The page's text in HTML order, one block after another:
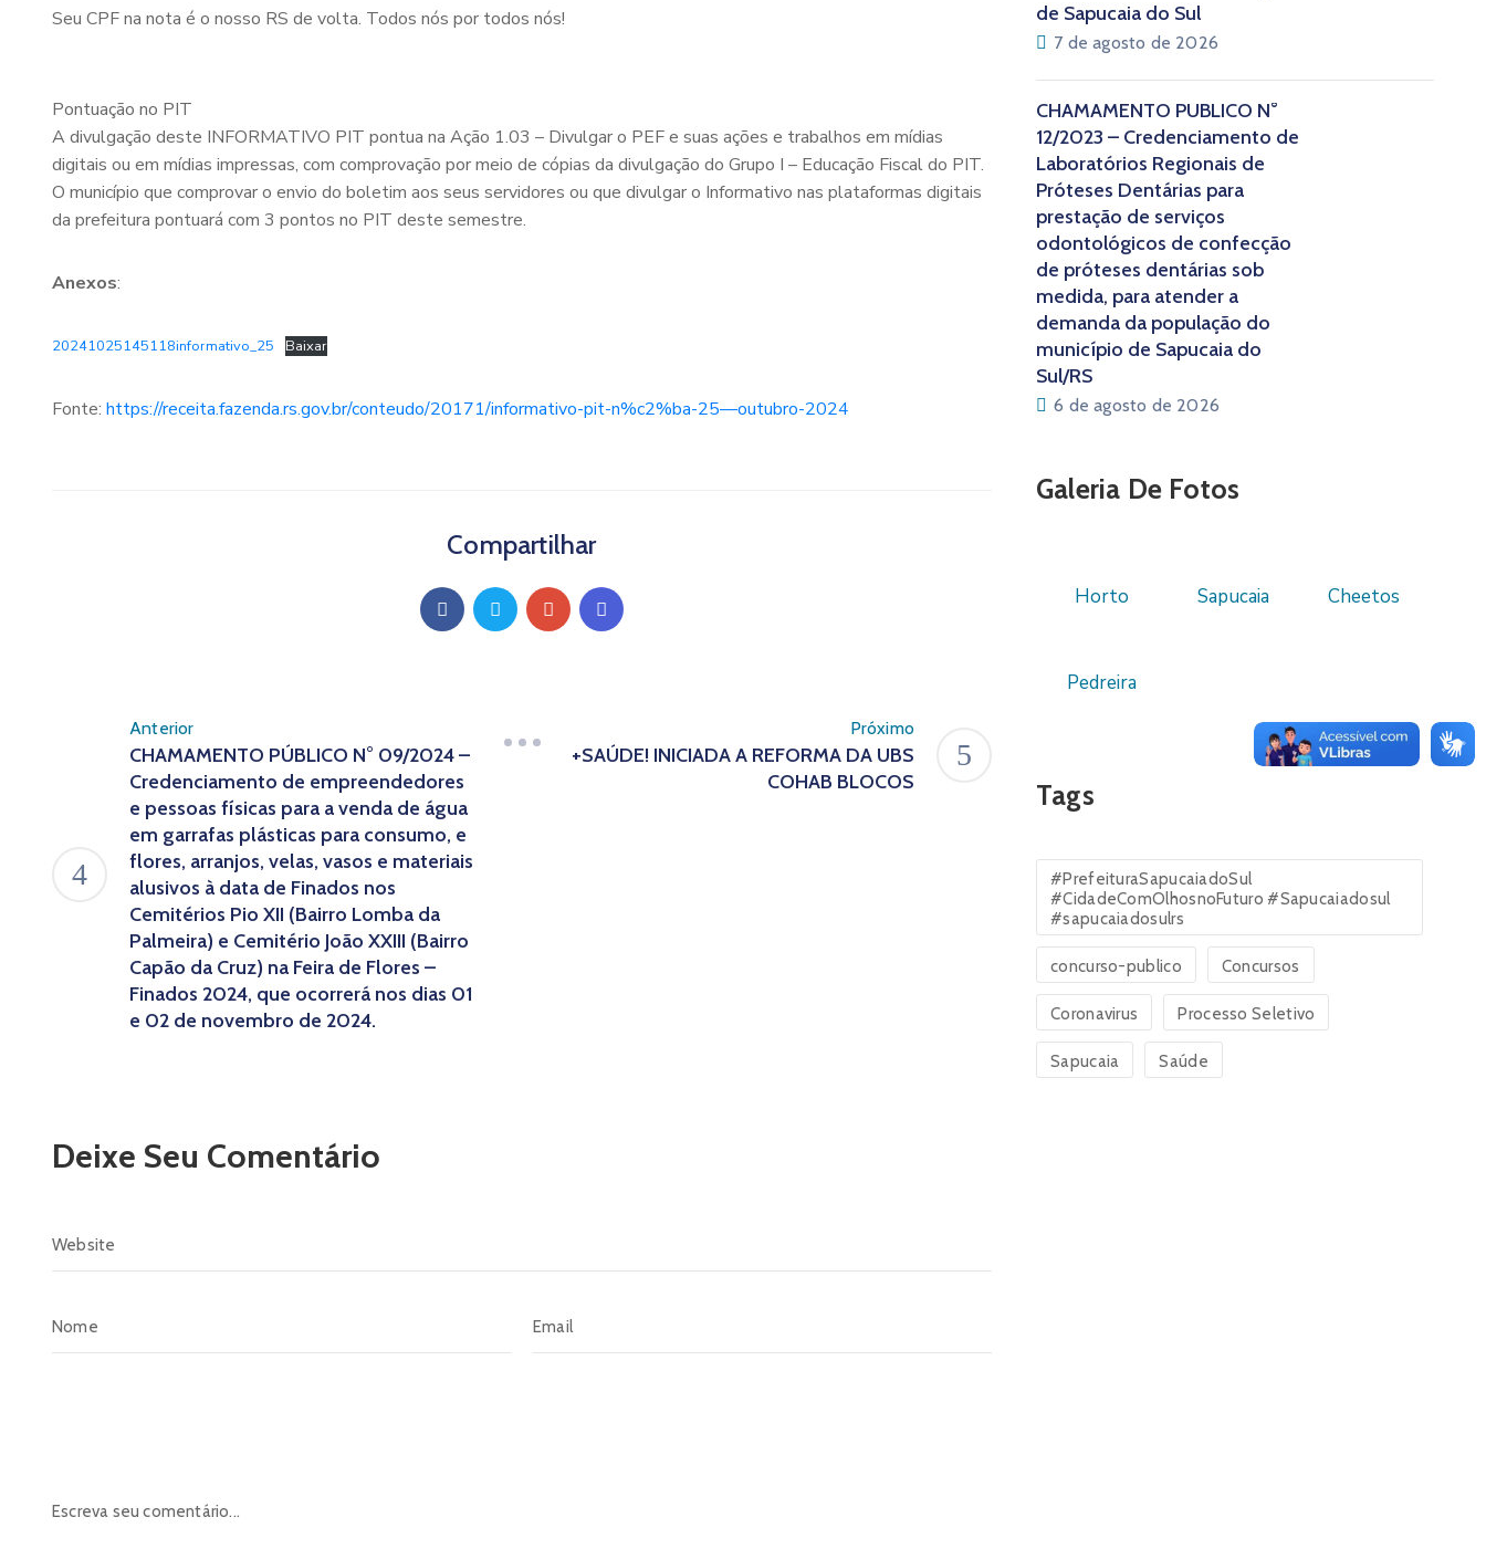
Seu CPF na nota é o nosso RS de volta. Todos nós por todos nós!
Pontuação no PIT
A divulgação deste INFORMATIVO PIT pontua na Ação 1.03 – Divulgar o PEF e suas ações e trabalhos em mídias
digitais ou em mídias impressas, com comprovação por meio de cópias da divulgação do Grupo I – Educação Fiscal do PIT.
O município que comprovar o envio do boletim aos seus servidores ou que divulgar o Informativo nas plataformas digitais
da prefeitura pontuará com 3 pontos no PIT deste semestre.
Anexos:
20241025145118informativo_25 Baixar
Fonte: https://receita.fazenda.rs.gov.br/conteudo/20171/informativo-pit-n%c2%ba-25—outubro-2024
Compartilhar
Anterior
CHAMAMENTO PÚBLICO N° 09/2024 –
Credenciamento de empreendedores
e pessoas físicas para a venda de água
em garrafas plásticas para consumo, e
flores, arranjos, velas, vasos e materiais
alusivos à data de Finados nos
Cemitérios Pio XII (Bairro Lomba da
Palmeira) e Cemitério João XXIII (Bairro
Capão da Cruz) na Feira de Flores –
Finados 2024, que ocorrerá nos dias 01
e 02 de novembro de 2024.
Próximo
+SAÚDE! INICIADA A REFORMA DA UBS
COHAB BLOCOS
Deixe Seu Comentário
de Sapucaia do Sul
7 de agosto de 2026
CHAMAMENTO PÚBLICO N°
12/2023 – Credenciamento de
Laboratórios Regionais de
Próteses Dentárias para
prestação de serviços
odontológicos de confecção
de próteses dentárias sob
medida, para atender a
demanda da população do
município de Sapucaia do
Sul/RS
6 de agosto de 2026
Galeria De Fotos
Horto Sapucaia Cheetos
Pedreira
Tags
#PrefeituraSapucaiadoSul
#CidadeComOlhosnoFuturo #Sapucaiadosul
#sapucaiadosulrs
concurso-publico Concursos
Coronavirus Processo Seletivo
Sapucaia Saúde